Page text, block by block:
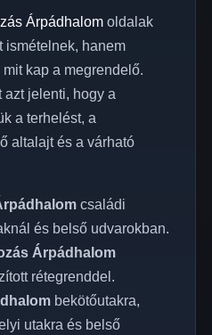
Árpádhalomoldalak
ismételnek, hanem
kap a megrendelő.
azt jelenti, hogy a
a terhelést, a
altalajt és a várható
családi
és belső udvarokban.
Árpádhalom
rétegrenddel.
bekötőutakra,
utakra és belső